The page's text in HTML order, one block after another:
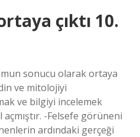
çıktı 10.
sonucu olarak ortaya
ve mitolojiyi
ve bilgiyi incelemek
-Felsefe görüneni
ardındaki gerçeği